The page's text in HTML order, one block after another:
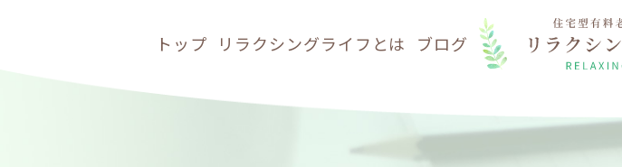
トップ リラクシングライフとは ブログ